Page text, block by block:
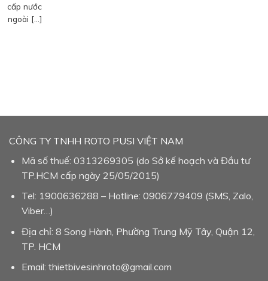
cấp nước
ngoài […]
CÔNG TY TNHH ROTO PUSI VIỆT NAM
Mã số thuế: 0313269305 (do Sở kế hoạch và Đầu tư
TP.HCM cấp ngày 25/05/2015)
Tel: 1900636288 – Hotline: 0906779409 (SMS, Zalo,
Viber…)
Địa chỉ: 8 Song Hành, Phường Trung Mỹ Tây, Quận 12,
TP. HCM
Email: thietbivesinhroto@gmail.com